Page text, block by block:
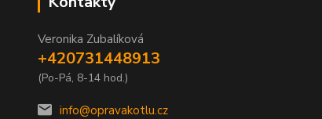
Veronika Zubalíková
+420731448913
(Po-Pá, 8-14 hod.)
info@opravakotlu.cz